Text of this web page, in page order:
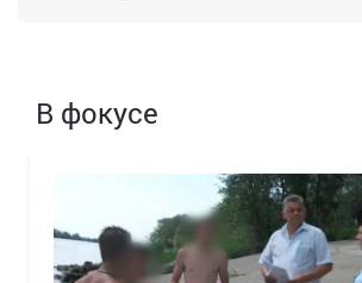
В фокусе